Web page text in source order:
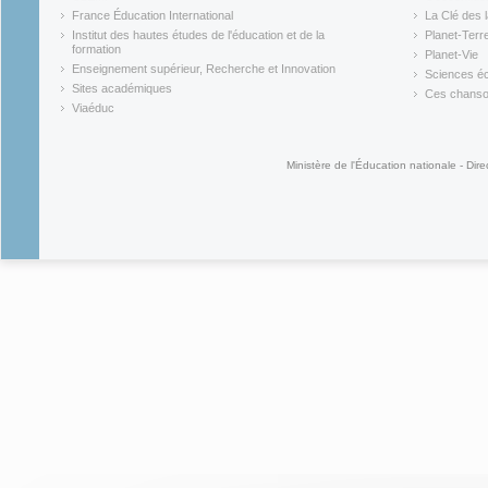
(link is external)
France Éducation International
(link is external)
Institut des hautes études de l'éducation et de la
formation
(link is external)
Enseignement supérieur, Recherche et Innovation
(link is external)
Sites académiques
(link is external)
Viaéduc
(link is
La Clé des
(link is
Planet-
(link is
Planet-Vie
(link is
Sciences
(link is
Ces
Ministère de l'Éducation nationale -